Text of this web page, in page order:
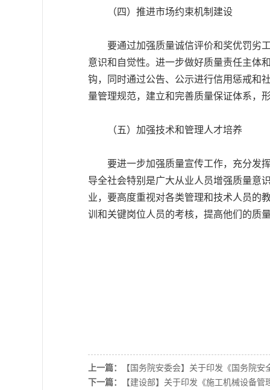
（四）推进市场约束机制建设
要通过加强质量诚信评价和奖优罚劣工
意识和自觉性。进一步做好质量责任主体
钩，同时通过公告、公示进行信用惩戒和
量管理规范，建立和完善质量保证体系，
（五）加强技术和管理人才培养
要进一步加强质量宣传工作，充分发挥
导全社会特别是广大从业人员增强质量意
业，要高度重视对各类管理和技术人员的
训和关键岗位人员的考核，提高他们的质
上一篇：
【国务院安委会】关于印发《国务院
下一篇：
【建设部】关于印发《施工机械设备